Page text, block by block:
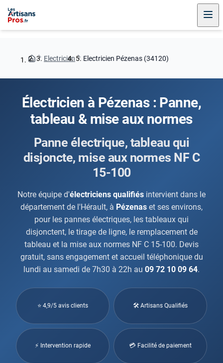
Electricien Electricien Pézenas (34120)
Électricien à Pézenas : Panne,
tableau & mise aux normes
Panne électrique, tableau qui
disjoncte, mise aux normes NF C
15-100
Notre équipe d'électriciens qualifiés intervient dans le
département de l'Hérault, à Pézenas et ses environs,
pour les pannes électriques, les tableaux qui
disjonctent, le tirage de ligne, le remplacement de
tableau et la mise aux normes NF C 15-100. Devis
gratuit, sans engagement et accueil téléphonique du
lundi au samedi de 7h30 à 22h au 09 72 10 09 64.
⭐ 4,9/5 avis clients 🛠 Artisans Qualifiés
⚡ Intervention rapide 💳 Facilité de paiement